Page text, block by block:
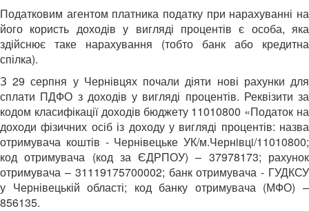
Податковим агентом платника податку при нарахуванні на
його користь доходів у вигляді процентів є особа, яка
здійснює таке нарахування (тобто банк або кредитна
спілка).
З 29 серпня у Чернівцях почали діяти нові рахунки для
сплати ПДФО з доходів у вигляді процентів. Реквізити за
кодом класифікації доходів бюджету 11010800 «Податок на
доходи фізичних осіб із доходу у вигляді процентів: назва
отримувача коштів - Чернівецьке УК/м.Чернiвцi/11010800;
код отримувача (код за ЄДРПОУ) – 37978173; рахунок
отримувача – 31119175700002; банк отримувача - ГУДКСУ
у Чернівецькій області; код банку отримувача (МФО) –
856135.